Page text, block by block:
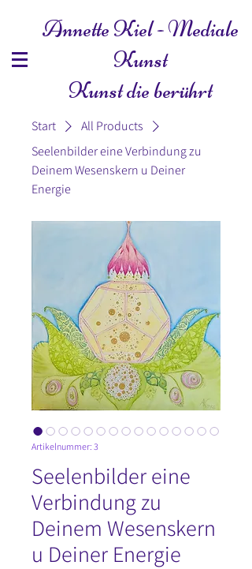
Annette Kiel - Mediale
Kunst
Kunst die berührt
Start
All Products
Seelenbilder eine Verbindung zu
Deinem Wesenskern u Deiner
Energie
Artikelnummer: 3
Seelenbilder eine
Verbindung zu
Deinem Wesenskern
u Deiner Energie